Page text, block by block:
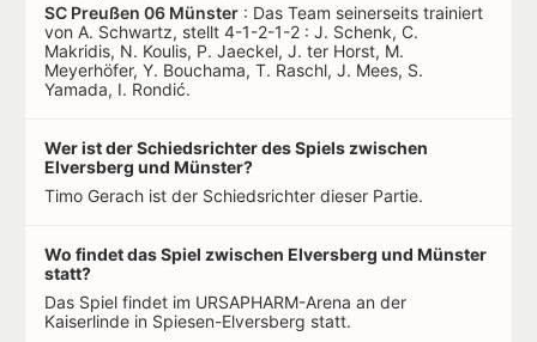
SC Preußen 06 Münster : Das Team seinerseits trainiert
von A. Schwartz, stellt 4-1-2-1-2 : J. Schenk, C.
Makridis, N. Koulis, P. Jaeckel, J. ter Horst, M.
Meyerhöfer, Y. Bouchama, T. Raschl, J. Mees, S.
Yamada, I. Rondić.
Wer ist der Schiedsrichter des Spiels zwischen
Elversberg und Münster?
Timo Gerach ist der Schiedsrichter dieser Partie.
Wo findet das Spiel zwischen Elversberg und Münster
statt?
Das Spiel findet im URSAPHARM-Arena an der
Kaiserlinde in Spiesen-Elversberg statt.